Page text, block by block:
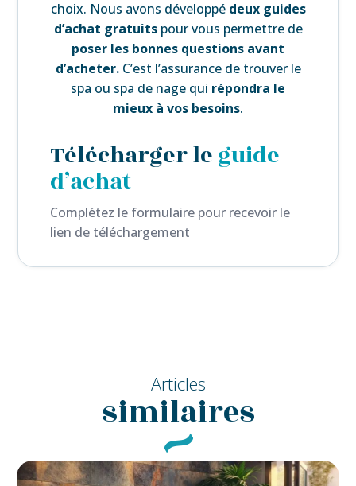
choix. Nous avons développé deux guides
d’achat gratuitspour vous permettre de
poser les bonnes questions avant
d’acheter.C’est l’assurance de trouver le
spa ou spa de nage qui répondra le
mieux à vos besoins.
Télécharger leguide
d’achat
Complétez le formulaire pour recevoir le
lien de téléchargement
Articles
similaires